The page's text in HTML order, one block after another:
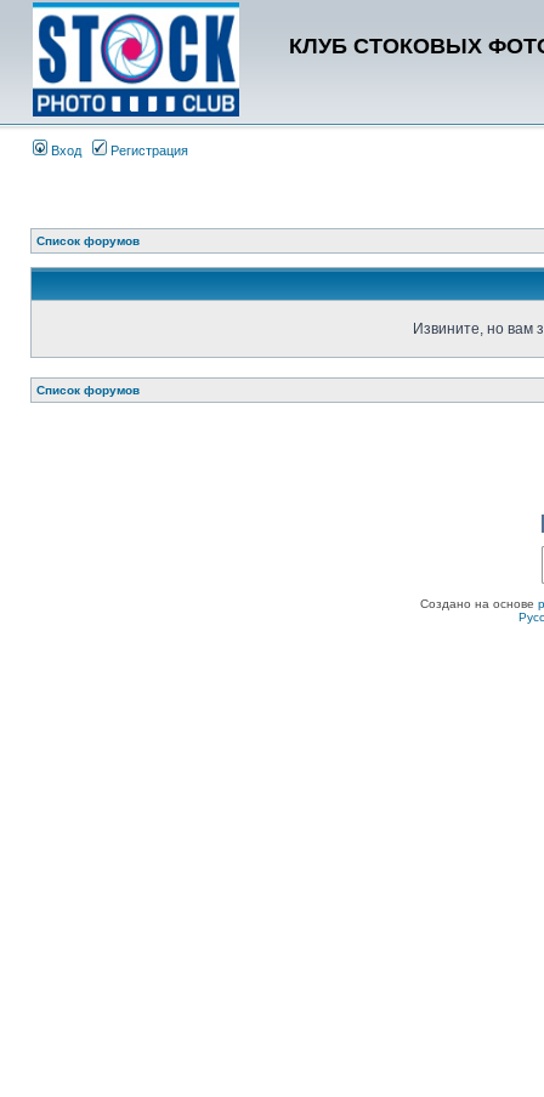
КЛУБ СТОКОВЫХ
Вход Регистрация
Список форумов
Извините, но вам
Список форумов
Создано на основе